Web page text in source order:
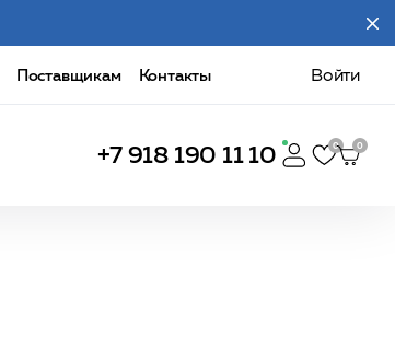
Поставщикам Контакты Войти
+7 918 190 11 10